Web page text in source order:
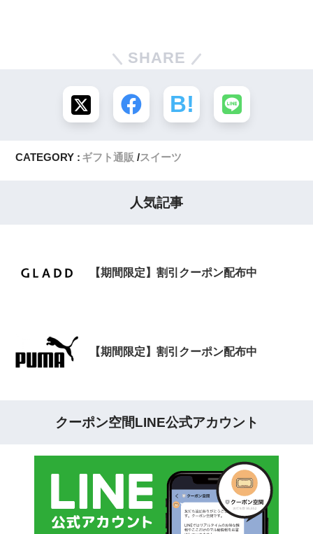
SHARE
CATEGORY : ギフト通販 スイーツ
人気記事
【期間限定】割引クーポン配布中
【期間限定】割引クーポン配布中
クーポン空間LINE公式アカウント